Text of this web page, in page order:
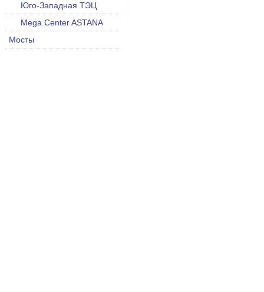
Юго-Западная ТЭЦ
Mega Center ASTANA
Мосты